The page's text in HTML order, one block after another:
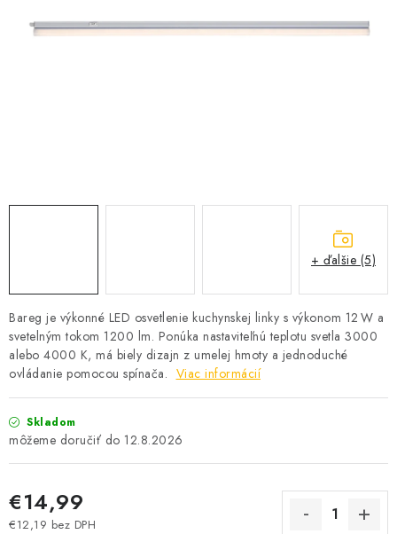
OBCHODNÉ PODMIENKY
O NÁS - MEGALED & JANTON ZÁKAMENNÉ
Reklamácie a formulár na odstúpenie od zmluvy
Obchodné podmienky
Podmienky ochrany osobných údajov
O nás - MEGALED & JANTON Zákamenné
Zľavy pre profíkov
Bareg je výkonné LED osvetlenie kuchynskej linky s výkonom 12 W a
svetelným tokom 1200 lm. Ponúka nastaviteľnú teplotu svetla 3000
alebo 4000 K, má biely dizajn z umelej hmoty a jednoduché
ovládanie pomocou spínača. Viac informácií
Skladom
12.8.2026
€14,99
€12,19 bez DPH
+ ďalšie (5)